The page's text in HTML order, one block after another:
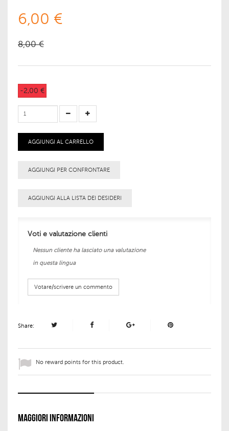
6,00 €
8,00 €
-2,00 €
AGGIUNGI AL CARRELLO
AGGIUNGI PER CONFRONTARE
AGGIUNGI ALLA LISTA DEI DESIDERI
Voti e valutazione clienti
Nessun cliente ha lasciato una valutazione
in questa lingua
Votare/scrivere un commento
Share:
No reward points for this product.
MAGGIORI INFORMAZIONI